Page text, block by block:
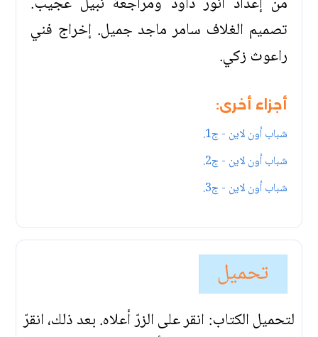
تصميم الغلاف سامر ماجد جميل. إخراج فني
راعوث زكي.
أجزاء أخرى:
شباب أون لاين - ج1.
شباب أون لاين - ج2.
شباب أون لاين - ج3.
تحميل
لتحميل الكتاب: انقر على الزرّ أعلاه. بعد ذلك، انقرّ